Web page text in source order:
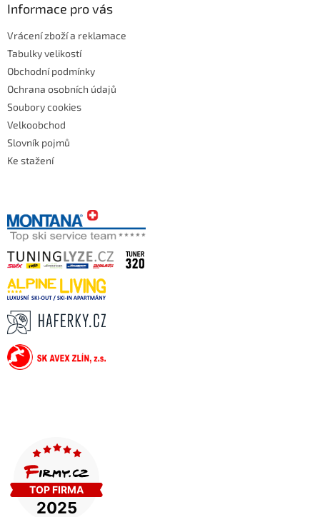
Informace pro vás
Vrácení zboží a reklamace
Tabulky velikostí
Obchodní podmínky
Ochrana osobních údajů
Soubory cookies
Velkoobchod
Slovník pojmů
Ke stažení